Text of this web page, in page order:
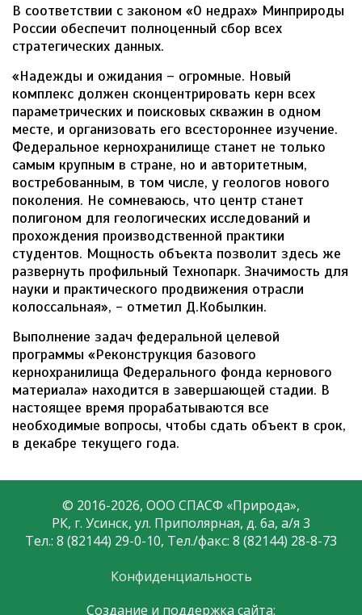
В соответствии с законом «О недрах» Минприроды
России обеспечит полноценный сбор всех
стратегических данных.
«Надежды и ожидания – огромные. Новый
комплекс должен сконцентрировать керн всех
параметрических и поисковых скважин в одном
месте, и организовать его всестороннее изучение.
Федеральное кернохранилище станет не только
самым крупным в стране, но и авторитетным,
востребованным, в том числе, у геологов нового
поколения. Не сомневаюсь, что центр станет
полигоном для геологических исследований и
прохождения производственной практики
студентов. Мощность объекта позволит здесь же
развернуть профильный Технопарк. Значимость для
науки и практического продвижения отрасли
колоссальная», - отметил Д.Кобылкин.
Выполнение задач федеральной целевой
программы «Реконструкция базового
кернохранилища Федерального фонда кернового
материала» находится в завершающей стадии. В
настоящее время прорабатываются все
необходимые вопросы, чтобы сдать объект в срок,
в декабре текущего года.
© 2016-2026, ООО СПАСФ «Природа»,
РК, г. Усинск, ул. Приполярная, д. 6а, а/я 3
Тел.: 8 (82144) 29-0-10, Тел./факс: 8 (82144) 28-8-73
Конфиденциальность
Создание и поддержка сайта: